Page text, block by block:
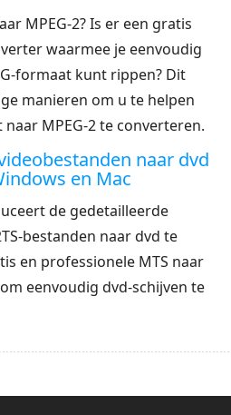
MPEG-2? Is er een gratis
waarmee je eenvoudig
formaat kunt rippen? Dit
manieren om u te helpen
MPEG-2 te converteren.
naar dvd
en Mac
de gedetailleerde
bestanden naar dvd te
en professionele MTS naar
eenvoudig dvd-schijven te